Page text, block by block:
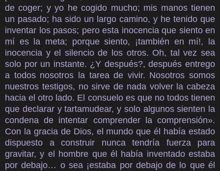
de coger; y yo he cogido mucho; mis manos tienen
un pasado; ha sido un largo camino, y he tenido que
inventar los pasos; pero esta inocencia que siento en
mí es la meta; porque siento, ¡también en mí!, la
inocencia y el silencio de los otros. Oh, tal vez sea
solo por un instante. ¿Y después?, después entrego
a todos nosotros la tarea de vivir. Nosotros somos
nuestros testigos, no sirve de nada volver la cabeza
hacia el otro lado. El consuelo es que no todos tienen
que declarar y tartamudear, y solo algunos sienten la
condena de intentar comprender la comprensión».
Con la gracia de Dios, el mundo que él había estado
dispuesto a construir nunca tendría fuerza para
gravitar, y el hombre que él había inventado estaba
por debajo… o sea ¡estaba por debajo de lo que él